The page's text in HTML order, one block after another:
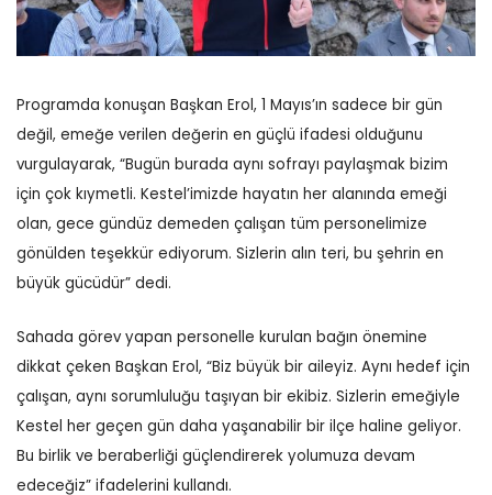
Programda konuşan Başkan Erol, 1 Mayıs’ın sadece bir gün
değil, emeğe verilen değerin en güçlü ifadesi olduğunu
vurgulayarak, “Bugün burada aynı sofrayı paylaşmak bizim
için çok kıymetli. Kestel’imizde hayatın her alanında emeği
olan, gece gündüz demeden çalışan tüm personelimize
gönülden teşekkür ediyorum. Sizlerin alın teri, bu şehrin en
büyük gücüdür” dedi.
Sahada görev yapan personelle kurulan bağın önemine
dikkat çeken Başkan Erol, “Biz büyük bir aileyiz. Aynı hedef için
çalışan, aynı sorumluluğu taşıyan bir ekibiz. Sizlerin emeğiyle
Kestel her geçen gün daha yaşanabilir bir ilçe haline geliyor.
Bu birlik ve beraberliği güçlendirerek yolumuza devam
edeceğiz” ifadelerini kullandı.